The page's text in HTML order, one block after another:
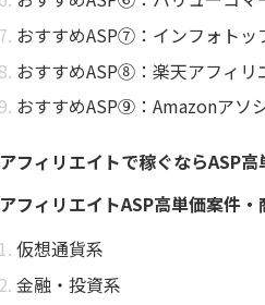
おすすめASP⑦：インフォトッ
おすすめASP⑧：楽天アフィリ
おすすめASP⑨：Amazonアソ
アフィリエイトで稼ぐならASP
アフィリエイトASP高単価案件
仮想通貨系
金融・投資系